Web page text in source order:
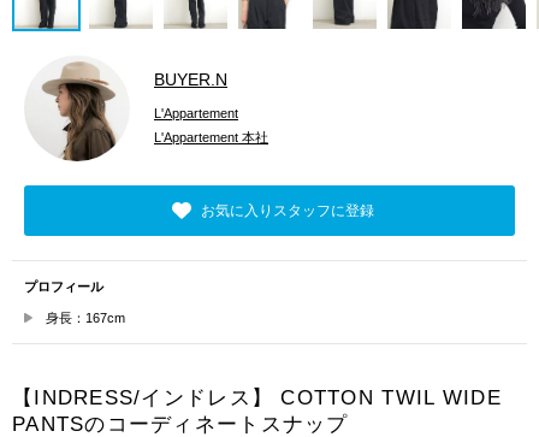
BUYER.N
L'Appartement
L'Appartement 本社
お気に入りスタッフに登録
プロフィール
身長：167cm
【INDRESS/インドレス】 COTTON TWIL WIDE
PANTSのコーディネートスナップ